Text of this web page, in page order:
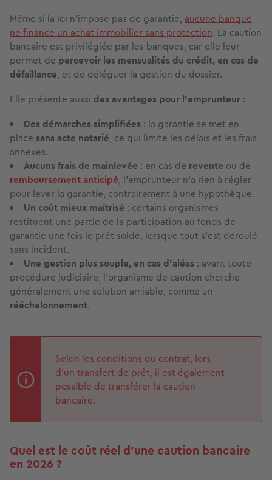
Même si la loi n’impose pas de garantie, aucune banque
ne finance un achat immobilier sans protection. La caution
bancaire est privilégiée par les banques, car elle leur
permet de percevoir les mensualités du crédit, en cas de
défaillance, et de déléguer la gestion du dossier.
Elle présente aussi des avantages pour l’emprunteur :
Des démarches simplifiées : la garantie se met en
place sans acte notarié, ce qui limite les délais et les frais
annexes.
Aucuns frais de mainlevée : en cas de revente ou de
remboursement anticipé, l’emprunteur n’a rien à régler
pour lever la garantie, contrairement à une hypothèque.
Un coût mieux maîtrisé : certains organismes
restituent une partie de la participation au fonds de
garantie une fois le prêt soldé, lorsque tout s’est déroulé
sans incident.
Une gestion plus souple, en cas d’aléas : avant toute
procédure judiciaire, l’organisme de caution cherche
généralement une solution amiable, comme un
rééchelonnement.
Selon les conditions du contrat, lors
d’un transfert de prêt, il est également
possible de transférer la caution
bancaire.
Quel est le coût réel d’une caution bancaire
en 2026 ?